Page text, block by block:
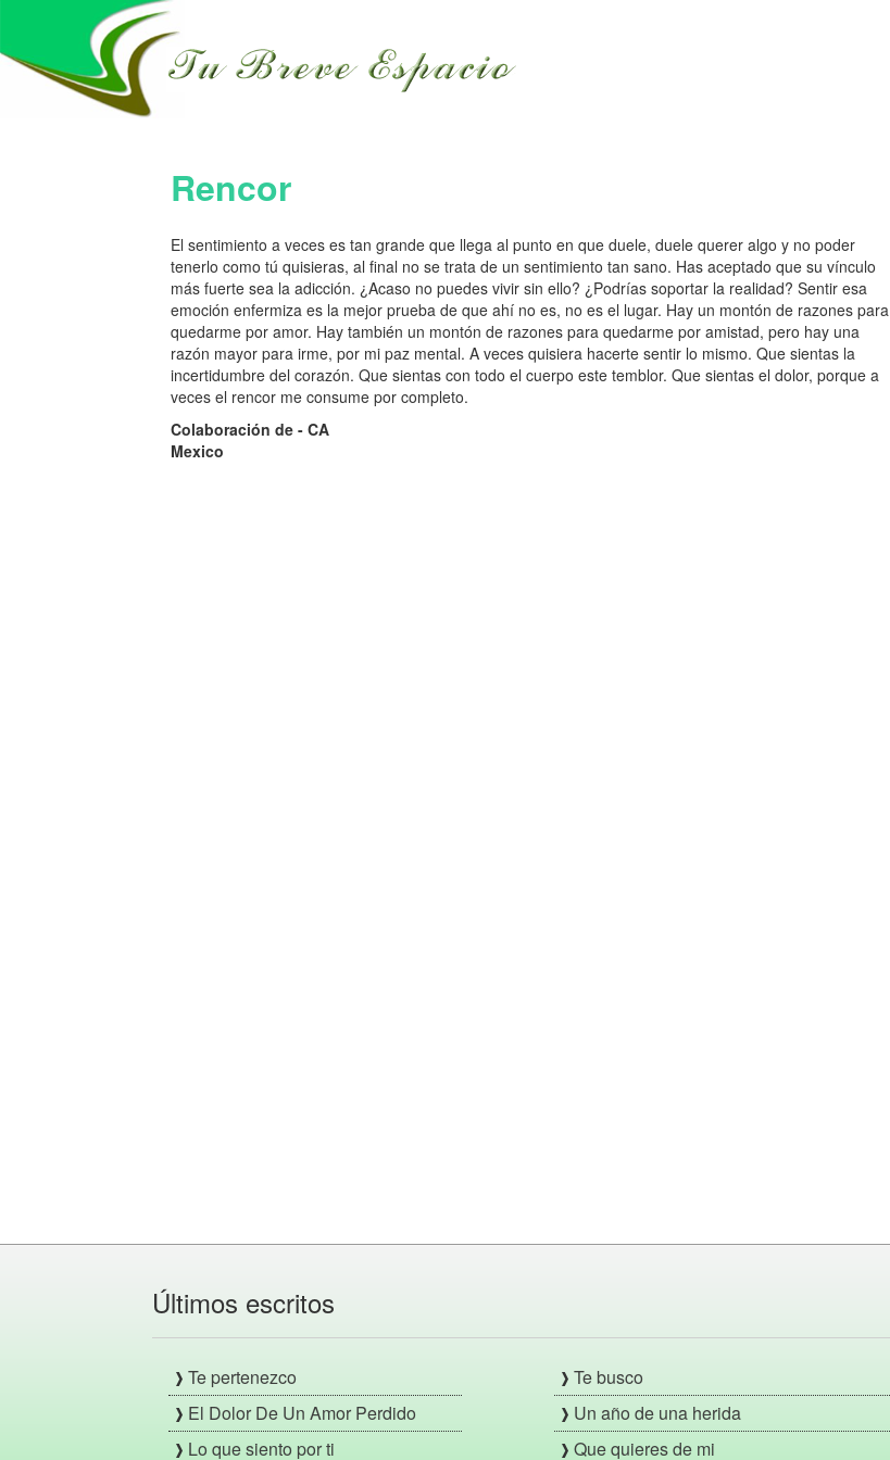
Rencor
El sentimiento a veces es tan grande que llega al punto en que duele, duele querer algo y no poder
tenerlo como tú quisieras, al final no se trata de un sentimiento tan sano. Has aceptado que su vínculo
más fuerte sea la adicción. ¿Acaso no puedes vivir sin ello? ¿Podrías soportar la realidad? Sentir esa
emoción enfermiza es la mejor prueba de que ahí no es, no es el lugar. Hay un montón de razones para
quedarme por amor. Hay también un montón de razones para quedarme por amistad, pero hay una
razón mayor para irme, por mi paz mental. A veces quisiera hacerte sentir lo mismo. Que sientas la
incertidumbre del corazón. Que sientas con todo el cuerpo este temblor. Que sientas el dolor, porque a
veces el rencor me consume por completo.
Colaboración de - CA
Mexico
Últimos escritos
Te pertenezco
El Dolor De Un Amor Perdido
Lo que siento por ti
Te busco
Un año de una herida
Que quieres de mi